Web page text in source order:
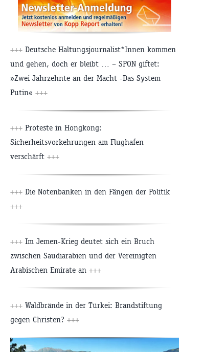
+++ Deutsche Haltungsjournalist*Innen kommen
und gehen, doch er bleibt … – SPON giftet:
»Zwei Jahrzehnte an der Macht -Das System
Putin« +++
+++ Proteste in Hongkong:
Sicherheitsvorkehrungen am Flughafen
verschärft +++
+++ Die Notenbanken in den Fängen der Politik
+++
+++ Im Jemen-Krieg deutet sich ein Bruch
zwischen Saudiarabien und der Vereinigten
Arabischen Emirate an +++
+++ Waldbrände in der Türkei: Brandstiftung
gegen Christen? +++